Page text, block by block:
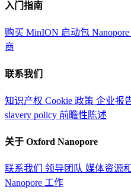
入门指南
购买 MinION 启动包
商
联系我们
知识产权 Cookie 政策 企业报
slavery policy 前瞻性陈述
关于 Oxford Nanopore
联系我们 领导团队 媒体资源
Nanopore 工作